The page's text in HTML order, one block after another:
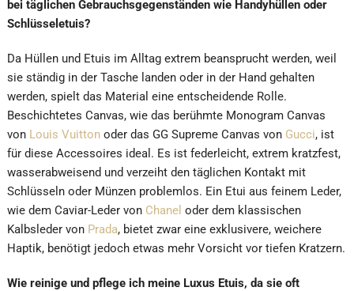
bei täglichen Gebrauchsgegenständen wie Handyhüllen oder
Schlüsseletuis?
Da Hüllen und Etuis im Alltag extrem beansprucht werden, weil
sie ständig in der Tasche landen oder in der Hand gehalten
werden, spielt das Material eine entscheidende Rolle.
Beschichtetes Canvas, wie das berühmte Monogram Canvas
von Louis Vuitton oder das GG Supreme Canvas von Gucci, ist
für diese Accessoires ideal. Es ist federleicht, extrem kratzfest,
wasserabweisend und verzeiht den täglichen Kontakt mit
Schlüsseln oder Münzen problemlos. Ein Etui aus feinem Leder,
wie dem Caviar-Leder von Chanel oder dem klassischen
Kalbsleder von Prada, bietet zwar eine exklusivere, weichere
Haptik, benötigt jedoch etwas mehr Vorsicht vor tiefen Kratzern.
Wie reinige und pflege ich meine Luxus Etuis, da sie oft